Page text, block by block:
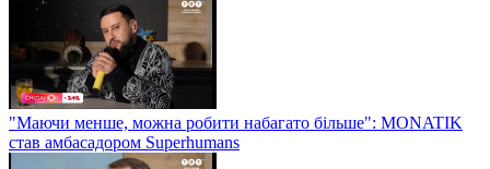
"Маючи менше, можна робити набагато більше": MONATIK
став амбасадором Superhumans